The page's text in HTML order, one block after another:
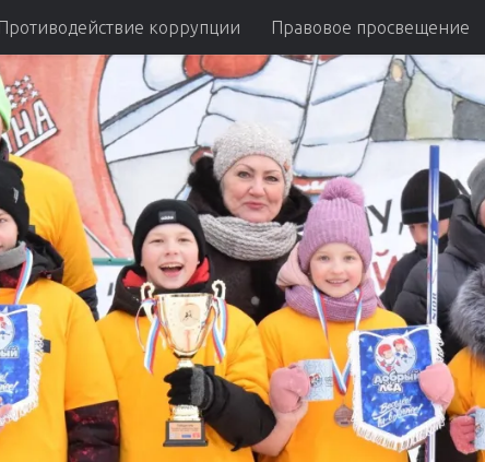
Противодействие коррупции Правовое просвещение